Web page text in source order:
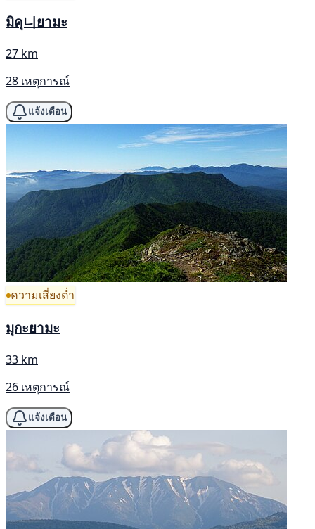
มิคุ니ยามะ
27 km
28 เหตุการณ์
แจ้งเตือน
ความเสี่ยงต่ำ
มุกะยามะ
33 km
26 เหตุการณ์
แจ้งเตือน